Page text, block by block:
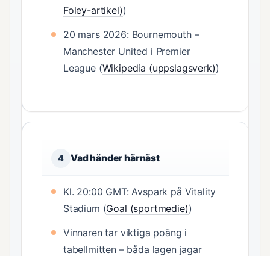
Foley-artikel))
20 mars 2026: Bournemouth –
Manchester United i Premier
League (Wikipedia (uppslagsverk))
4 Vad händer härnäst
Kl. 20:00 GMT: Avspark på Vitality
Stadium (Goal (sportmedie))
Vinnaren tar viktiga poäng i
tabellmitten – båda lagen jagar